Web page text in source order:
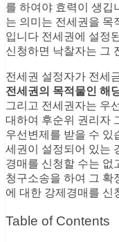
를 하여야 효력이 생깁
는 의미는 전세권을 목
입니다 전세권에 설정
신청하면 낙찰자는 그
전세권 설정자가 전세
전세권의 목적물인 해
그리고 전세권자는 우
대하여 후순위 권리자
우선변제를 받을 수 있
세권이 설정되어 있는
경매를 신청할 수는 없
청구소송을 하여 그 확
에 대한 강제경매를 신
Table of Contents